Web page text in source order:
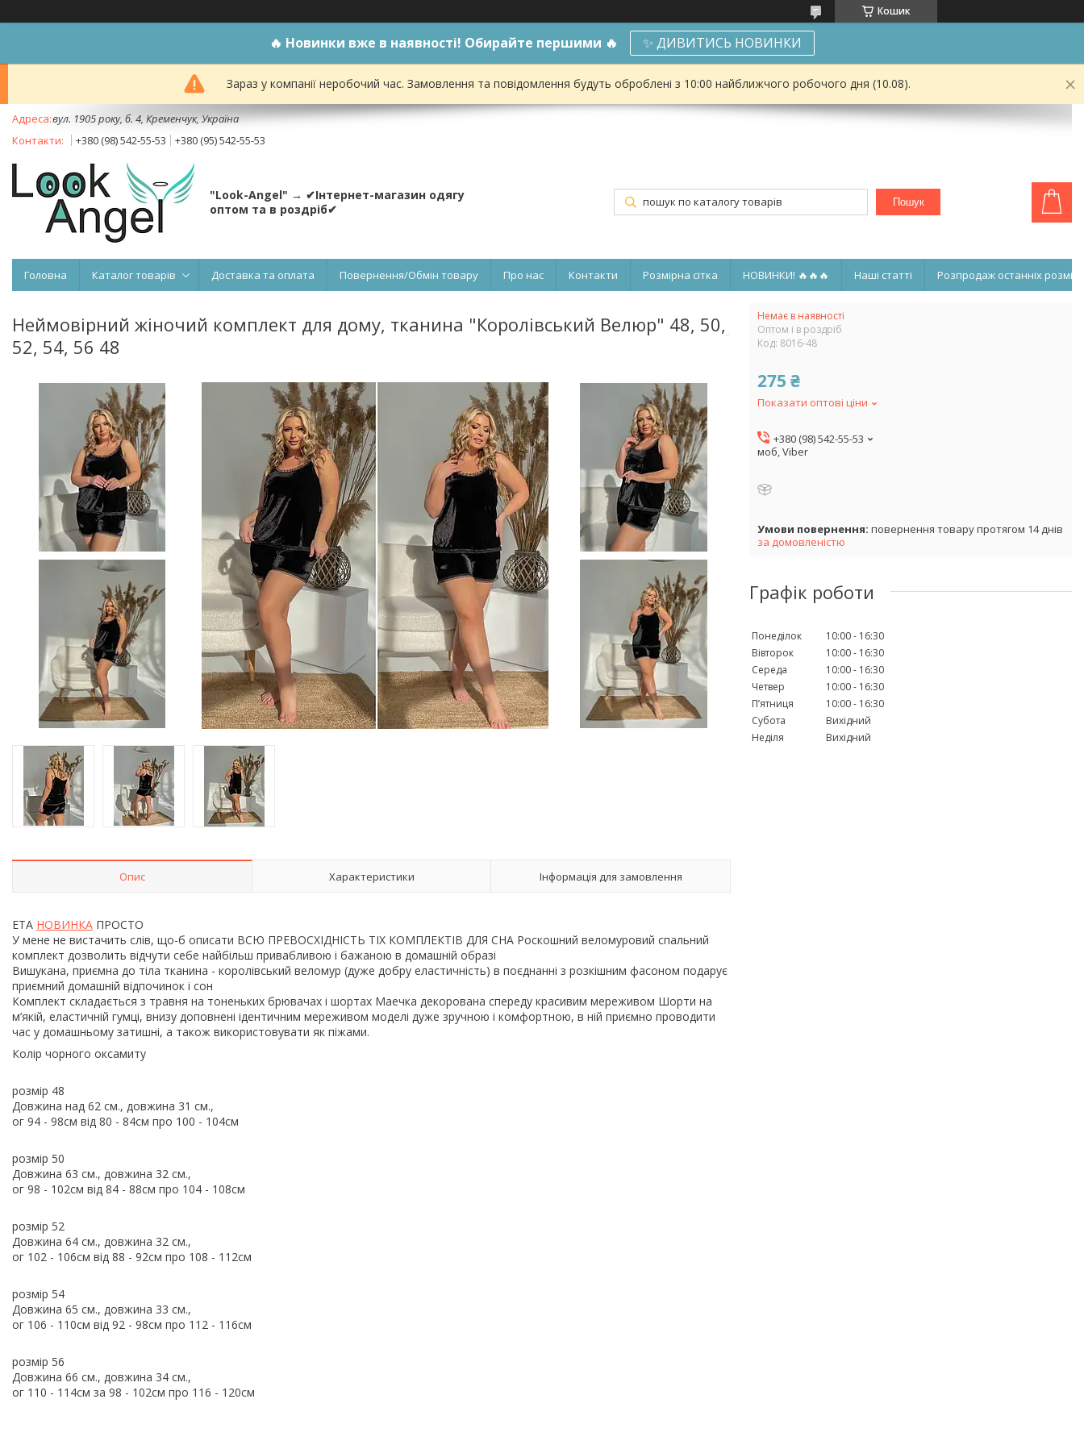
Кошик
🔥 Новинки вже в наявності! Обирайте першими 🔥 ✨ ДИВИТИСЬ НОВИНКИ
Зараз у компанії неробочий час. Замовлення та повідомлення будуть оброблені з 10:00 найближчого робочого дня (10.08).
вул. 1905 року, б. 4, Кременчук, Україна
+380 (98) 542-55-53
+380 (95) 542-55-53
"Look-Angel" → ✔Інтернет-магазин одягу
оптом та в роздріб✔
Пошук
Головна Каталог товарів Доставка та оплата Повернення/Обмін товару Про нас Контакти Розмірна сітка НОВИНКИ! 🔥🔥🔥 Наші статті Розпродаж останніх
Неймовірний жіночий комплект для дому, тканина "Королівський Велюр" 48, 50,
52, 54, 56 48
Опис Характеристики Інформація для замовлення
ЕТА НОВИНКА ПРОСТО
У мене не вистачить слів, що-б описати ВСЮ ПРЕВОСХІДНІСТЬ ТІХ КОМПЛЕКТІВ ДЛЯ СНА Роскошний веломуровий спальний
комплект дозволить відчути себе найбільш привабливою і бажаною в домашній образі
Вишукана, приємна до тіла тканина - королівський веломур (дуже добру еластичність) в поєднанні з розкішним фасоном подарує
приємний домашній відпочинок і сон
Комплект складається з травня на тоненьких брювачах і шортах Маечка декорована спереду красивим мереживом Шорти на
м’якій, еластичній гумці, внизу доповнені ідентичним мереживом моделі дуже зручною і комфортною, в ній приємно проводити
час у домашньому затишні, а також використовувати як піжами.
Колір чорного оксамиту
розмір 48
Довжина над 62 см., довжина 31 см.,
ог 94 - 98см від 80 - 84см про 100 - 104см
розмір 50
Довжина 63 см., довжина 32 см.,
ог 98 - 102см від 84 - 88см про 104 - 108см
розмір 52
Довжина 64 см., довжина 32 см.,
ог 102 - 106см від 88 - 92см про 108 - 112см
розмір 54
Довжина 65 см., довжина 33 см.,
ог 106 - 110см від 92 - 98см про 112 - 116см
розмір 56
Довжина 66 см., довжина 34 см.,
ог 110 - 114см за 98 - 102см про 116 - 120см
Немає в наявності
Оптом і в роздріб
Код: 8016-48
275 ₴
Показати оптові ціни
+380 (98) 542-55-53
моб, Viber
повернення товару протягом 14 днів
за домовленістю
Графік роботи
Понеділок 10:00
16:30
Вівторок
10:00
16:30
Середа
10:00
16:30
Четвер
10:00
16:30
Пʼятниця
10:00
16:30
Субота
Вихідний
Неділя
Вихідний